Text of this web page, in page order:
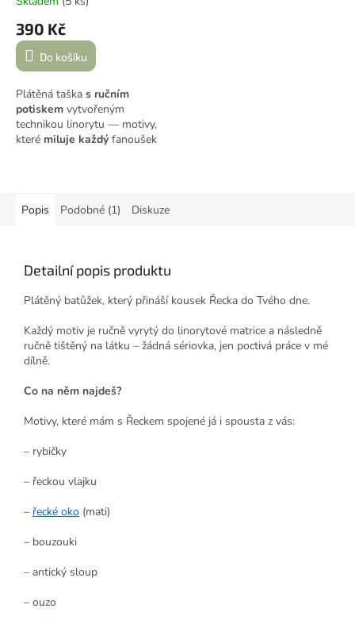
390 Kč
Do košíku
Plátěná taška s ručním
potiskem vytvořeným
technikou linorytu — motivy,
které miluje každý fanoušek
značky.
Popis Podobné (1) Diskuze
Detailní popis produktu
Plátěný batůžek, který přináší kousek Řecka do Tvého dne.
Každý motiv je ručně vyrytý do linorytové matrice a následně
ručně tištěný na látku – žádná sériovka, jen poctivá práce v mé
dílně.
Co na něm najdeš?
Motivy, které mám s Řeckem spojené já i spousta z vás:
– rybičky
– řeckou vlajku
– řecké oko (mati)
– bouzouki
– antický sloup
– ouzo